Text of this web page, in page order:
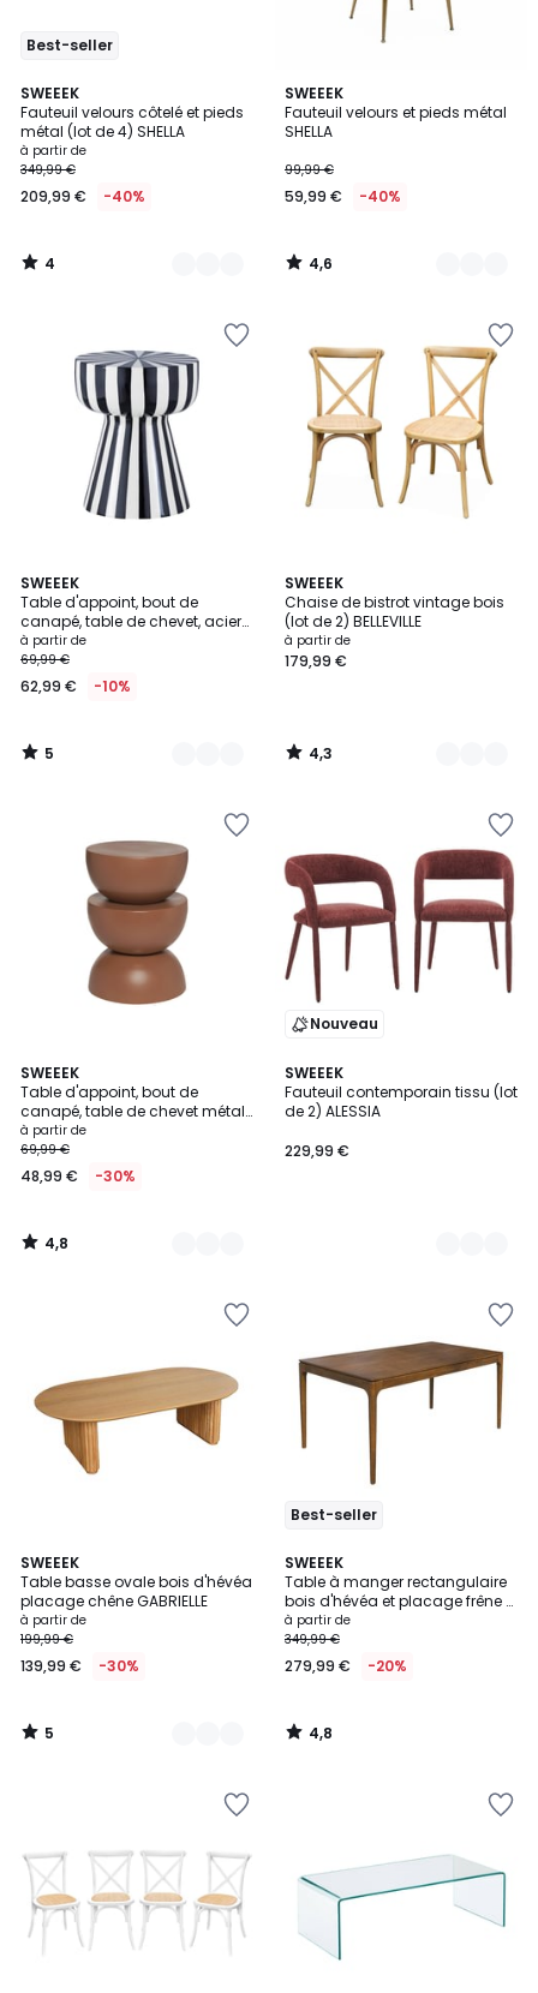
Best-seller
SWEEEK
Fauteuil velours côtelé et pieds
métal (lot de 4) SHELLA
à partir de
349,99 €
209,99 € -40%
4
/
5
5
Couleurs
4
/
SWEEEK
Fauteuil velours et pieds métal
SHELLA
99,99 €
59,99 € -40%
4,6
/ 5
2
Couleurs
4,6
/
SWEEEK
Table d'appoint, bout de
canapé, table de chevet, acier
émaillé rayures bicolores Ø34 x
H41cm ZIGGY
à partir de
69,99 €
62,99 € -10%
5
/
5
6
Couleurs
5
/
SWEEEK
Chaise de bistrot vintage bois
(lot de 2) BELLEVILLE
à partir de
179,99 €
4,3
/ 5
5
Couleurs
4,3
/
SWEEEK
Table d'appoint, bout de
canapé, table de chevet métal
Ø32 x H46,5cm COUMBA
à partir de
69,99 €
48,99 € -30%
4,8
/ 5
7
Couleurs
4,8
/
Nouveau
SWEEEK
Fauteuil contemporain tissu (lot
de 2) ALESSIA
229,99 €
4
Couleurs
SWEEEK
Table basse ovale bois d'hévéa
placage chêne GABRIELLE
à partir de
199,99 €
139,99 € -30%
5
/
5
3
Couleurs
5
/
Best-seller
SWEEEK
Table à manger rectangulaire
bois d'hévéa et placage frêne 8
places ELENA
à partir de
349,99 €
279,99 € -20%
4,8
/ 5
4,8
/